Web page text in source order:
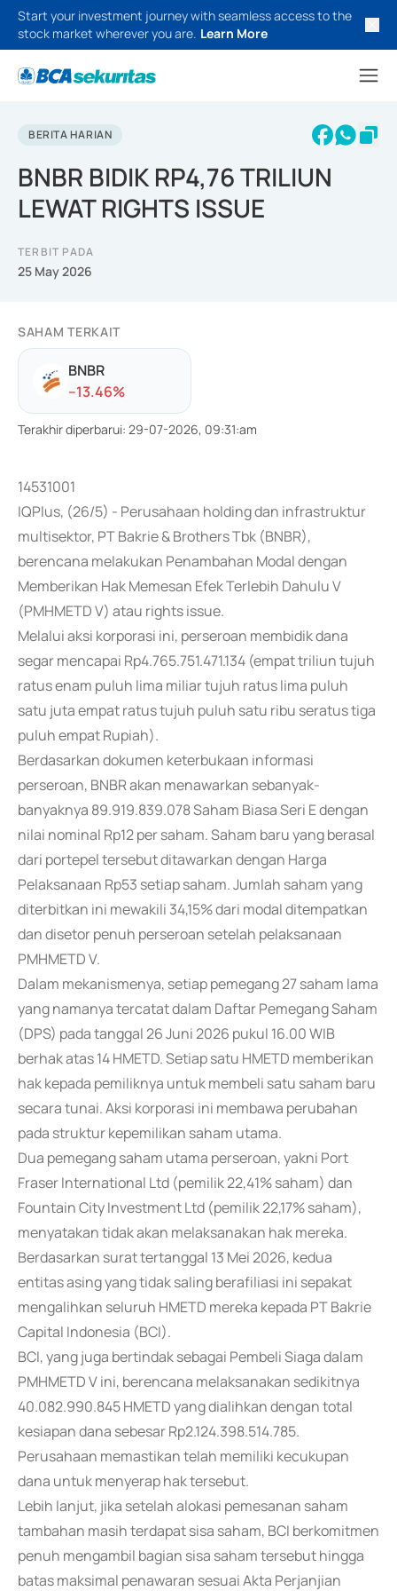
Start your investment journey with seamless access to the
stock market wherever you are. Learn More
BERITA HARIAN
BNBR BIDIK RP4,76 TRILIUN
LEWAT RIGHTS ISSUE
TERBIT PADA
25 May 2026
SAHAM TERKAIT
BNBR
--13.46%
Terakhir diperbarui: 29-07-2026, 09:31:am
14531001
IQPlus, (26/5) - Perusahaan holding dan infrastruktur
multisektor, PT Bakrie & Brothers Tbk (BNBR),
berencana melakukan Penambahan Modal dengan
Memberikan Hak Memesan Efek Terlebih Dahulu V
(PMHMETD V) atau rights issue.
Melalui aksi korporasi ini, perseroan membidik dana
segar mencapai Rp4.765.751.471.134 (empat triliun tujuh
ratus enam puluh lima miliar tujuh ratus lima puluh
satu juta empat ratus tujuh puluh satu ribu seratus tiga
puluh empat Rupiah).
Berdasarkan dokumen keterbukaan informasi
perseroan, BNBR akan menawarkan sebanyak-
banyaknya 89.919.839.078 Saham Biasa Seri E dengan
nilai nominal Rp12 per saham. Saham baru yang berasal
dari portepel tersebut ditawarkan dengan Harga
Pelaksanaan Rp53 setiap saham. Jumlah saham yang
diterbitkan ini mewakili 34,15% dari modal ditempatkan
dan disetor penuh perseroan setelah pelaksanaan
PMHMETD V.
Dalam mekanismenya, setiap pemegang 27 saham lama
yang namanya tercatat dalam Daftar Pemegang Saham
(DPS) pada tanggal 26 Juni 2026 pukul 16.00 WIB
berhak atas 14 HMETD. Setiap satu HMETD memberikan
hak kepada pemiliknya untuk membeli satu saham baru
secara tunai. Aksi korporasi ini membawa perubahan
pada struktur kepemilikan saham utama.
Dua pemegang saham utama perseroan, yakni Port
Fraser International Ltd (pemilik 22,41% saham) dan
Fountain City Investment Ltd (pemilik 22,17% saham),
menyatakan tidak akan melaksanakan hak mereka.
Berdasarkan surat tertanggal 13 Mei 2026, kedua
entitas asing yang tidak saling berafiliasi ini sepakat
mengalihkan seluruh HMETD mereka kepada PT Bakrie
Capital Indonesia (BCI).
BCI, yang juga bertindak sebagai Pembeli Siaga dalam
PMHMETD V ini, berencana melaksanakan sedikitnya
40.082.990.845 HMETD yang dialihkan dengan total
kesiapan dana sebesar Rp2.124.398.514.785.
Perusahaan memastikan telah memiliki kecukupan
dana untuk menyerap hak tersebut.
Lebih lanjut, jika setelah alokasi pemesanan saham
tambahan masih terdapat sisa saham, BCI berkomitmen
penuh mengambil bagian sisa saham tersebut hingga
batas maksimal penawaran sesuai Akta Perjanjian